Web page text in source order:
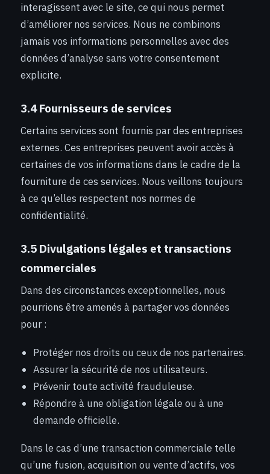
interagissent avec le site, ce qui nous permet
d’améliorer nos services. Nous ne combinons
jamais vos informations personnelles avec des
données d’analyse sans votre consentement
explicite.
3.4 Fournisseurs de services
Certains services sont fournis par des entreprises
externes. Ces entreprises peuvent avoir accès à
certaines de vos informations dans le cadre de la
fourniture de ces services. Nous veillons toujours
à ce qu’elles respectent nos normes de
confidentialité.
3.5 Divulgations légales et transactions
commerciales
Dans des circonstances exceptionnelles, nous
pourrions être amenés à partager vos données
pour :
Protéger nos droits ou ceux de nos partenaires.
Assurer la sécurité de nos utilisateurs.
Prévenir toute activité frauduleuse.
Répondre à une obligation légale ou à une
demande officielle.
Dans le cas d’une transaction commerciale telle
qu’une fusion, acquisition ou vente d’actifs, vos